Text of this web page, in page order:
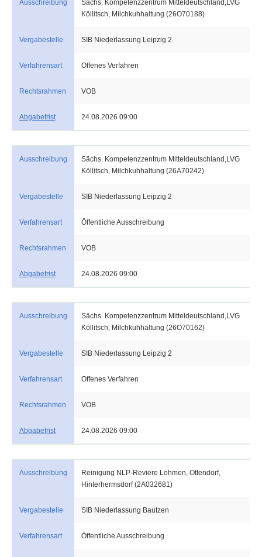
Ausschreibung
Sächs. Kompetenzzentrum Mitteldeutschland,LVG
Köllitsch, Milchkuhhaltung (26O70188)
Vergabestelle SIB Niederlassung Leipzig 2
Verfahrensart Offenes Verfahren
Rechtsrahmen VOB
Abgabefrist 24.08.2026 09:00
Ausschreibung
Sächs. Kompetenzzentrum Mitteldeutschland,LVG
Köllitsch, Milchkuhhaltung (26A70242)
Vergabestelle SIB Niederlassung Leipzig 2
Verfahrensart Öffentliche Ausschreibung
Rechtsrahmen VOB
Abgabefrist 24.08.2026 09:00
Ausschreibung
Sächs. Kompetenzzentrum Mitteldeutschland,LVG
Köllitsch, Milchkuhhaltung (26O70162)
Vergabestelle SIB Niederlassung Leipzig 2
Verfahrensart Offenes Verfahren
Rechtsrahmen VOB
Abgabefrist 24.08.2026 09:00
Ausschreibung
Reinigung NLP-Reviere Lohmen, Ottendorf,
Hinterhermsdorf (2A032681)
Vergabestelle SIB Niederlassung Bautzen
Verfahrensart Öffentliche Ausschreibung